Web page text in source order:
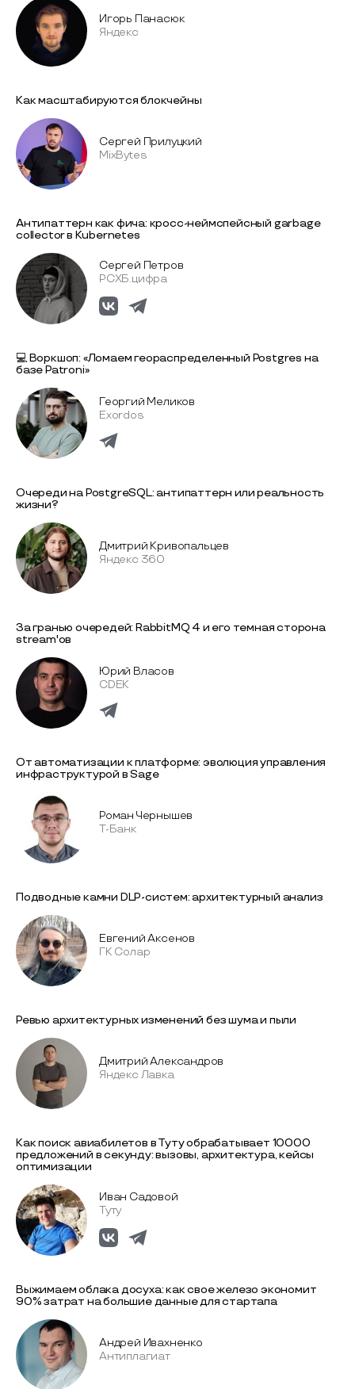
Игорь Панасюк
Яндекс
Как масштабируются блокчейны
Сергей Прилуцкий
MixBytes
Антипаттерн как фича: кросс-неймспейсный garbage
collector в Kubernetes
Сергей Петров
РСХБ.цифра
💻 Воркшоп: «Ломаем геораспределенный Postgres на
базе Patroni»
Георгий Меликов
Exordos
Очереди на PostgreSQL: антипаттерн или реальность
жизни?
Дмитрий Кривопальцев
Яндекс 360
За гранью очередей: RabbitMQ 4 и его темная сторона
stream'ов
Юрий Власов
CDEK
От автоматизации к платформе: эволюция управления
инфраструктурой в Sage
Роман Чернышев
Т-Банк
Подводные камни DLP-систем: архитектурный анализ
Евгений Аксенов
ГК Солар
Ревью архитектурных изменений без шума и пыли
Дмитрий Александров
Яндекс Лавка
Как поиск авиабилетов в Туту обрабатывает 10000
предложений в секунду: вызовы, архитектура, кейсы
оптимизации
Иван Садовой
Туту
Выжимаем облака досуха: как свое железо экономит
90% затрат на большие данные для стартапа
Андрей Ивахненко
Антиплагиат